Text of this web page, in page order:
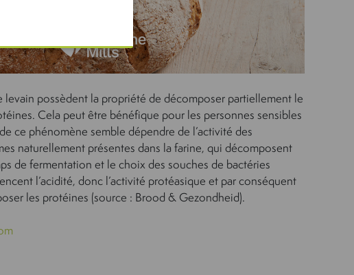
levain possèdent la propriété de décomposer partiellement le
Cela peut être bénéfique pour les personnes sensibles
ce phénomène semble dépendre de l’activité des
naturellement présentes dans la farine, qui décomposent
de fermentation et le choix des souches de bactéries
l’acidité, donc l’activité protéasique et par conséquent
les protéines (source : Brood & Gezondheid).